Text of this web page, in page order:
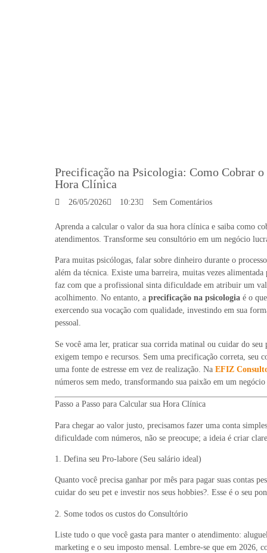
Precificação na Psicologia: Como Cobrar o
Hora Clínica
26/05/2026 10:23 Sem Comentários
Aprenda a calcular o valor da sua hora clínica e saiba como
atendimentos. Transforme seu consultório em um negócio
Para muitas psicólogas, falar sobre dinheiro durante o
além da técnica. Existe uma barreira, muitas vezes alimentada
faz com que a profissional sinta dificuldade em atribuir um
acolhimento. No entanto, a precificação na psicologia é o
exercendo sua vocação com qualidade, investindo em sua
pessoal.
Se você ama ler, praticar sua corrida matinal ou cuidar do seu
exigem tempo e recursos. Sem uma precificação correta, seu
uma fonte de estresse em vez de realização. Na EFIZ
números sem medo, transformando sua paixão em um
Passo a Passo para Calcular sua Hora Clínica
Para chegar ao valor justo, precisamos fazer uma conta
dificuldade com números, não se preocupe; a ideia é criar
1. Defina seu Pro-labore (Seu salário ideal)
Quanto você precisa ganhar por mês para pagar suas contas
cuidar do seu pet e investir nos seus hobbies?. Esse é o seu
2. Some todos os custos do Consultório
Liste tudo o que você gasta para manter o atendimento:
marketing e o seu imposto mensal. Lembre-se que em 2026,